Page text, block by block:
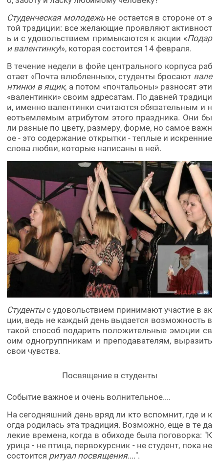
Студенческая молодежьне остается в стороне от э
той традиции: все желающие проявляют активност
ь и с удовольствием примыкаются к акции «Подар
и валентинку!», которая состоится 14 февраля.
В течение недели в фойе центрального корпуса раб
отает «Почта влюбленных», студенты бросают вале
нтинки в ящик, а потом «почтальоны» разносят эти
«валентинки» своим адресатам. По давней традици
и, именно валентинки считаются обязательным и н
еотъемлемым атрибутом этого праздника. Они бы
ли разные по цвету, размеру, форме, но самое важн
ое - это содержание открытки - теплые и искренние
слова любви, которые написаны в ней.
Студентыс удовольствием принимают участие в ак
ции, ведь не каждый день выдается возможность в
такой способ подарить положительные эмоции св
оим одногруппникам и преподавателям, выразить
свои чувства.
Посвящение в студенты
Событие важное и очень волнительное....
На сегодняшний день вряд ли кто вспомнит, где и к
огда родилась эта традиция. Возможно, еще в те да
лекие времена, когда в обиходе была поговорка: "К
урица - не птица, первокурсник - не студент, пока не
состоится ритуал посвящения....".